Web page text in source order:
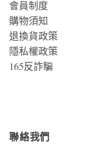
會員制度
購物須知
退換貨政策
隱私權政策
165反詐騙
聯絡我們